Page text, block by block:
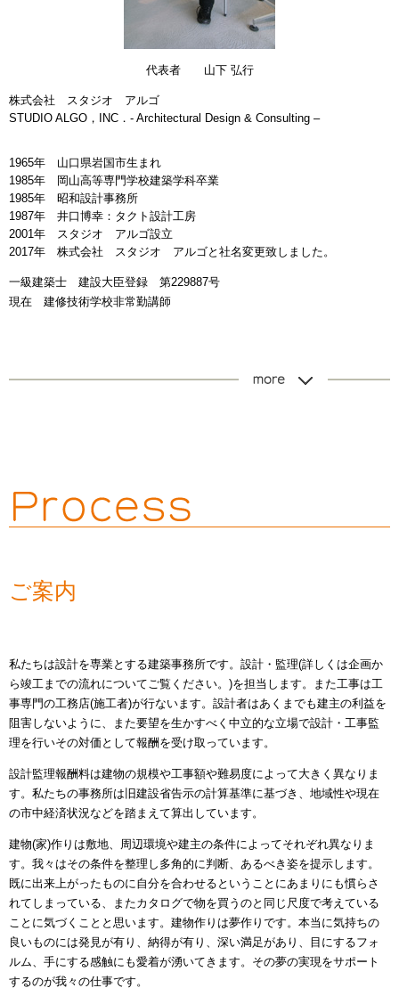
代表者 山下 弘行
株式会社 スタジオ アルゴ
STUDIO ALGO，INC．- Architectural Design & Consulting –
1965年 山口県岩国市生まれ
1985年 岡山高等専門学校建築学科卒業
1985年 昭和設計事務所
1987年 井口博幸：タクト設計工房
2001年 スタジオ アルゴ設立
2017年 株式会社 スタジオ アルゴと社名変更致しました。
一級建築士 建設大臣登録 第229887号
現在 建修技術学校非常勤講師
ご案内
私たちは設計を専業とする建築事務所です。設計・監理(詳しくは企画か
ら竣工までの流れについてご覧ください。)を担当します。また工事は工
事専門の工務店(施工者)が行ないます。設計者はあくまでも建主の利益を
阻害しないように、また要望を生かすべく中立的な立場で設計・工事監
理を行いその対価として報酬を受け取っています。
設計監理報酬料は建物の規模や工事額や難易度によって大きく異なりま
す。私たちの事務所は旧建設省告示の計算基準に基づき、地域性や現在
の市中経済状況などを踏まえて算出しています。
建物(家)作りは敷地、周辺環境や建主の条件によってそれぞれ異なりま
す。我々はその条件を整理し多角的に判断、あるべき姿を提示します。
既に出来上がったものに自分を合わせるということにあまりにも慣らさ
れてしまっている、またカタログで物を買うのと同じ尺度で考えている
ことに気づくことと思います。建物作りは夢作りです。本当に気持ちの
良いものには発見が有り、納得が有り、深い満足があり、目にするフォ
ルム、手にする感触にも愛着が湧いてきます。その夢の実現をサポート
するのが我々の仕事です。